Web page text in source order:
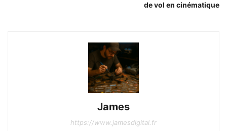
de vol en cinématique
James
https://www.jamesdigital.fr